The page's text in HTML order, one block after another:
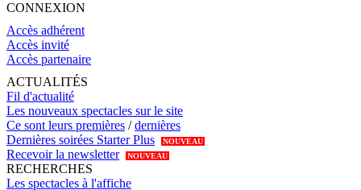
CONNEXION
Accès adhérent
Accès invité
Accès partenaire
ACTUALITÉS
Fil d'actualité
Les nouveaux spectacles sur le site
Ce sont leurs premières /dernières
Dernières soirées Starter Plus
NOUVEAU
Recevoir la newsletter NOUVEAU
RECHERCHES
Les spectacles à l'affiche